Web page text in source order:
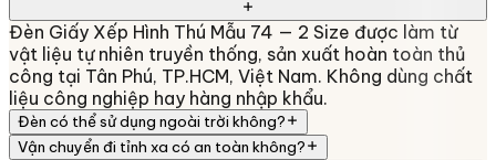
Đèn Giấy Xếp Hình Thú Mẫu 74 — 2 Size được làm từ
vật liệu tự nhiên truyền thống, sản xuất hoàn toàn thủ
công tại Tân Phú, TP.HCM, Việt Nam. Không dùng chất
liệu công nghiệp hay hàng nhập khẩu.
Đèn có thể sử dụng ngoài trời không?
Vận chuyển đi tỉnh xa có an toàn không?